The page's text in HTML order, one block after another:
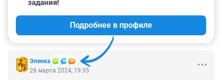
Эленка
задания!
Подробнее в профиле
28 марта 2024, 19:35